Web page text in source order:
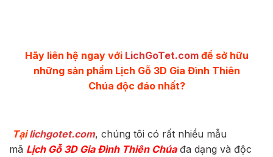
Hãy liên hệ ngay với LichGoTet.comđể sở hữu
những sản phẩm Lịch Gỗ 3D Gia Đình Thiên
Chúa độc đáo nhất?
Tạilichgotet.com, chúng tôi có rất nhiều mẫu
mã Lịch Gỗ 3D Gia Đình Thiên Chúađa dạng và độc